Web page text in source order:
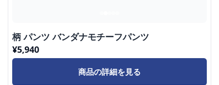
柄 パンツ バンダナモチーフパンツ
¥5,940
商品の詳細を見る